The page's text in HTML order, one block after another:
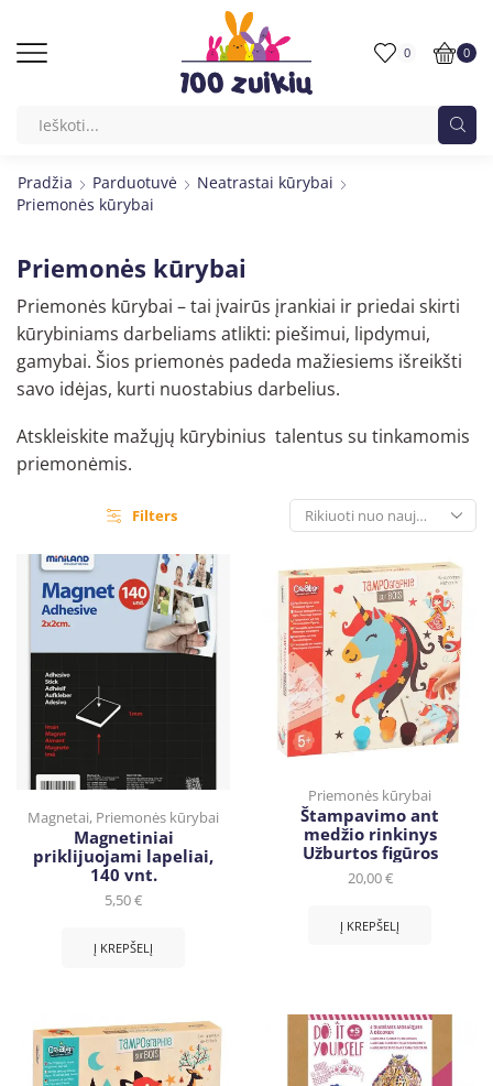
0 0
Pradžia Parduotuvė
Neatrastai kūrybai
Priemonės kūrybai
Priemonės kūrybai
Priemonės kūrybai – tai įvairūs įrankiai ir priedai skirti
kūrybiniams darbeliams atlikti: piešimui, lipdymui,
gamybai. Šios priemonės padeda mažiesiems išreikšti
savo idėjas, kurti nuostabius darbelius.
Atskleiskite mažųjų kūrybinius talentus su tinkamomis
priemonėmis.
Filters
Magnetai, Priemonės kūrybai
Magnetiniai
priklijuojami lapeliai,
140 vnt.
5,50€
Į KREPŠELĮ
Priemonės kūrybai
Štampavimo ant
medžio rinkinys
Užburtos figūros
20,00€
Į KREPŠELĮ